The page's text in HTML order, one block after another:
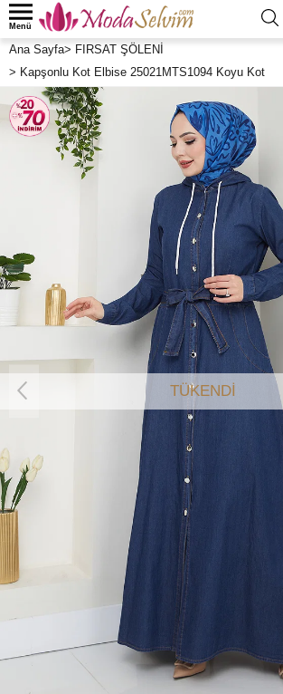
Menü
Ana Sayfa> FIRSAT ŞÖLENİ
> Kapşonlu Kot Elbise 25021MTS1094 Koyu Kot
TÜKENDİ